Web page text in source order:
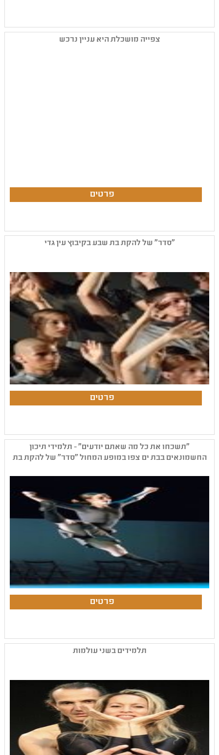
צפייה מושכלת היא עניין נרכש
"סדר" של להקת בת שבע בקיבוץ עין גדי
"תשכחו את כל מה שאתם יודעים" - תלמידי תיכון
החשמונאים בבת ים צפו במופע המחול "סדר" של להקת בת
תלמידים בשני עולמות